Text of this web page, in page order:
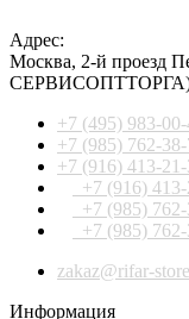
Адрес:
Москва, 2-й проезд
+7 (495) 983-00-
+7 (985) 762-38-
+7 (916) 413-21-
+7 (916)
+7 (985)
+7 (985)
zakaz@rifar-
Информация